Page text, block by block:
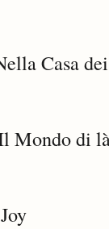
Casa
Mondo di